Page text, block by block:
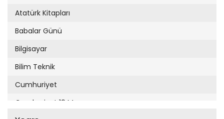
Atatürk Kitapları
Babalar Günü
Bilgisayar
Bilim Teknik
Cumhuriyet
Cumhuriyet 19 Mayıs